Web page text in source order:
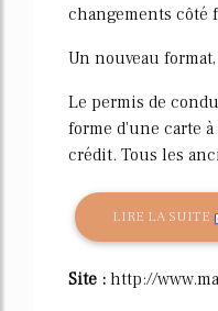
changements côté
Un nouveau
Le permis de
forme d'une carte
crédit. Tous les
LIRE LA SUITE
Site : http://